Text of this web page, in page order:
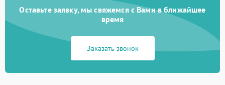
Оставьте заявку, мы свяжемся с Вами в ближайшее
время
Заказать звонок